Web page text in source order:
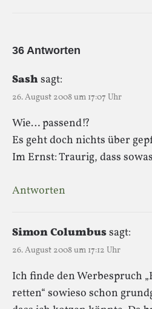
36 Antworten
Sash sagt:
26. August 2008 um 17:07 Uhr
Wie… passend!?
Es geht doch nichts über
Im Ernst: Traurig, dass
Antworten
Simon Columbussagt:
26. August 2008 um 17:12 Uhr
Ich finde den Werbespruch
retten“ sowieso schon